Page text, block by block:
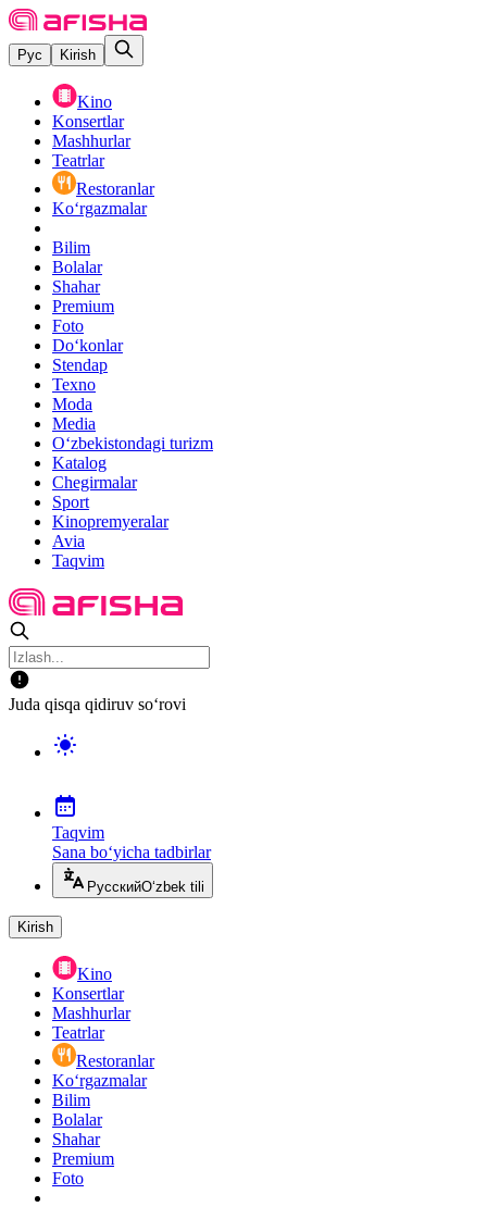
Рус Kirish
Kino
Konsertlar
Mashhurlar
Teatrlar
Restoranlar
Ko‘rgazmalar
Bilim
Bolalar
Shahar
Premium
Foto
Do‘konlar
Stendap
Texno
Moda
Media
O‘zbekistondagi turizm
Katalog
Chegirmalar
Sport
Kinopremyeralar
Avia
Taqvim
Juda qisqa qidiruv so‘rovi
Taqvim
Sana bo‘yicha tadbirlar
РусскийO‘zbek tili
Kirish
Kino
Konsertlar
Mashhurlar
Teatrlar
Restoranlar
Ko‘rgazmalar
Bilim
Bolalar
Shahar
Premium
Foto